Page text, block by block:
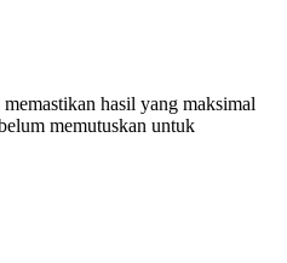
hasil yang maksimal
memutuskan untuk